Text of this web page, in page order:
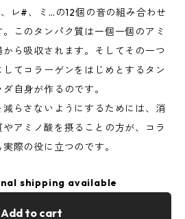
レ#、ミ…の12個の音の組み合わせ
このタンパク質は一個一個のアミ
ら吸収されます。そしてその一つ
てコラーゲンをはじめとするタン
自身が作るのです。
らさないようにするためには、消
アミノ酸を摂ることの方が、コラ
際の役に立つのです。
shipping available
Add to cart